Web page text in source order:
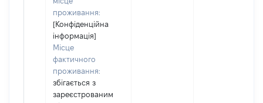
проживання:
[Конфіденційна
інформація]
Місце
фактичного
проживання:
збігається з
зареєстрованим